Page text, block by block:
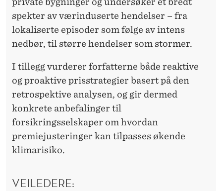
spekter av værinduserte hendelser – fra
lokaliserte episoder som følge av intens
nedbør, til større hendelser som stormer.
I tillegg vurderer forfatterne både reaktive
og proaktive prisstrategier basert på den
retrospektive analysen, og gir dermed
konkrete anbefalinger til
forsikringsselskaper om hvordan
premiejusteringer kan tilpasses økende
klimarisiko.
VEILEDERE: